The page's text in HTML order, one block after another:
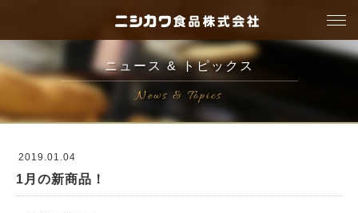
ニュース & トピックス
News & Topics
2019.01.04
1月の新商品！